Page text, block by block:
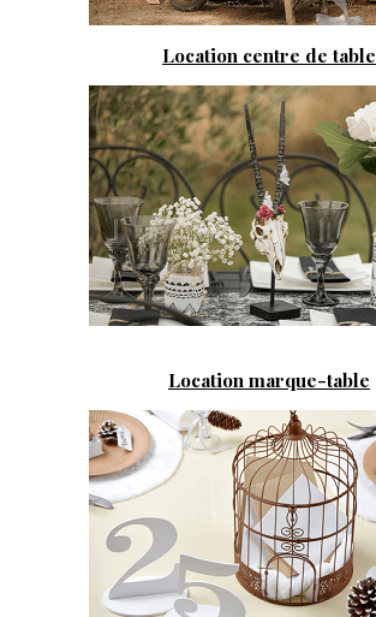
Location centre de table
Location marque-table